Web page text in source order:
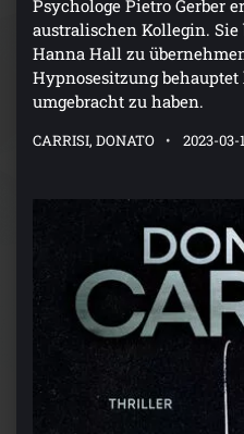
Psychologe Pietro Gerber
australischen Kollegin.
Hanna Hall zu
Hypnosesitzung
umgebracht zu haben.
CARRISI, DONATO 2023-03-